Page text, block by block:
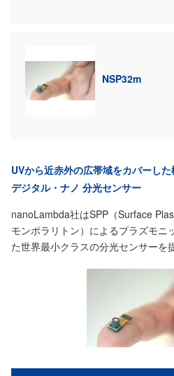
NSP32m
UVから近赤外の広帯域をカバーし
デジタル・ナノ 分光センサー
nanoLambda社はSPP（Surface
モンポラリトン）によるプラズモニ
た世界最小クラスの分光センサーを